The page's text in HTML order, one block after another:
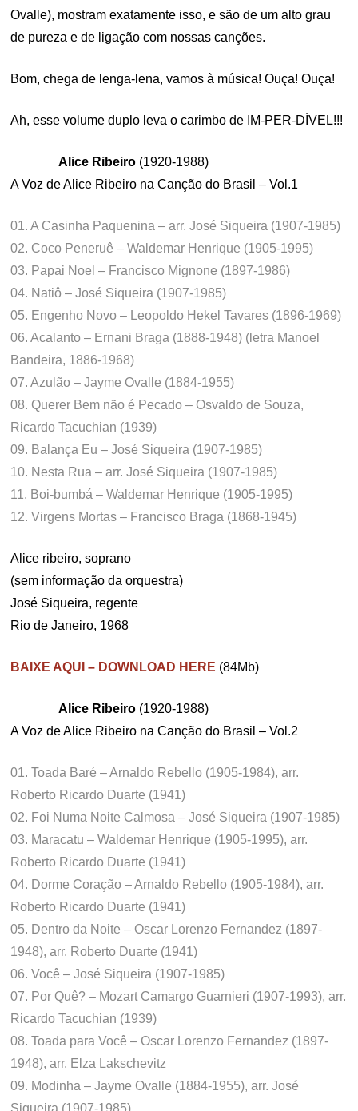
Ovalle), mostram exatamente isso, e são de um alto grau
de pureza e de ligação com nossas canções.
Bom, chega de lenga-lena, vamos à música! Ouça! Ouça!
Ah, esse volume duplo leva o carimbo de IM-PER-DÍVEL!!!
Alice Ribeiro (1920-1988)
A Voz de Alice Ribeiro na Canção do Brasil – Vol.1
01. A Casinha Paquenina – arr. José Siqueira (1907-1985)
02. Coco Peneruê – Waldemar Henrique (1905-1995)
03. Papai Noel – Francisco Mignone (1897-1986)
04. Natiô – José Siqueira (1907-1985)
05. Engenho Novo – Leopoldo Hekel Tavares (1896-1969)
06. Acalanto – Ernani Braga (1888-1948) (letra Manoel
Bandeira, 1886-1968)
07. Azulão – Jayme Ovalle (1884-1955)
08. Querer Bem não é Pecado – Osvaldo de Souza,
Ricardo Tacuchian (1939)
09. Balança Eu – José Siqueira (1907-1985)
10. Nesta Rua – arr. José Siqueira (1907-1985)
11. Boi-bumbá – Waldemar Henrique (1905-1995)
12. Virgens Mortas – Francisco Braga (1868-1945)
Alice ribeiro, soprano
(sem informação da orquestra)
José Siqueira, regente
Rio de Janeiro, 1968
BAIXE AQUI – DOWNLOAD HERE (84Mb)
Alice Ribeiro (1920-1988)
A Voz de Alice Ribeiro na Canção do Brasil – Vol.2
01. Toada Baré – Arnaldo Rebello (1905-1984), arr.
Roberto Ricardo Duarte (1941)
02. Foi Numa Noite Calmosa – José Siqueira (1907-1985)
03. Maracatu – Waldemar Henrique (1905-1995), arr.
Roberto Ricardo Duarte (1941)
04. Dorme Coração – Arnaldo Rebello (1905-1984), arr.
Roberto Ricardo Duarte (1941)
05. Dentro da Noite – Oscar Lorenzo Fernandez (1897-
1948), arr. Roberto Duarte (1941)
06. Você – José Siqueira (1907-1985)
07. Por Quê? – Mozart Camargo Guarnieri (1907-1993), arr.
Ricardo Tacuchian (1939)
08. Toada para Você – Oscar Lorenzo Fernandez (1897-
1948), arr. Elza Lakschevitz
09. Modinha – Jayme Ovalle (1884-1955), arr. José
Siqueira (1907-1985)